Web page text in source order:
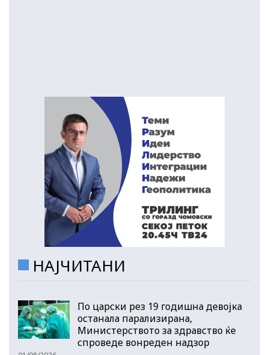
НАЈЧИТАНИ
По царски рез 19 годишна девојка
останала парализирана,
Министерството за здравство ќе
спроведе вонреден надзор